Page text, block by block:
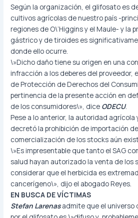
Según la organización, el glifosato es
cultivos agrícolas de nuestro país -
regiones de O\’Higgins y el Maule- y la
gástrico y de tiroides es
donde ello ocurre.
\»Dicho daño tiene su origen en una
infracción a los deberes del proveedor,
de Protección de Derechos del
pertinencia de la presente acción en
de los consumidores\», dice ODECU.
Pese a lo anterior, la autoridad agrícola
decretó la prohibición de importación
comercialización de los stocks aún
\»Es impresentable que tanto el SAG
salud hayan autorizado la venta de los
considerar que el herbicida es
cancerígeno\», dijo el abogado Reyes.
EN BUSCA DE VÍCTIMAS
Stefan Larenasadmite que el universo